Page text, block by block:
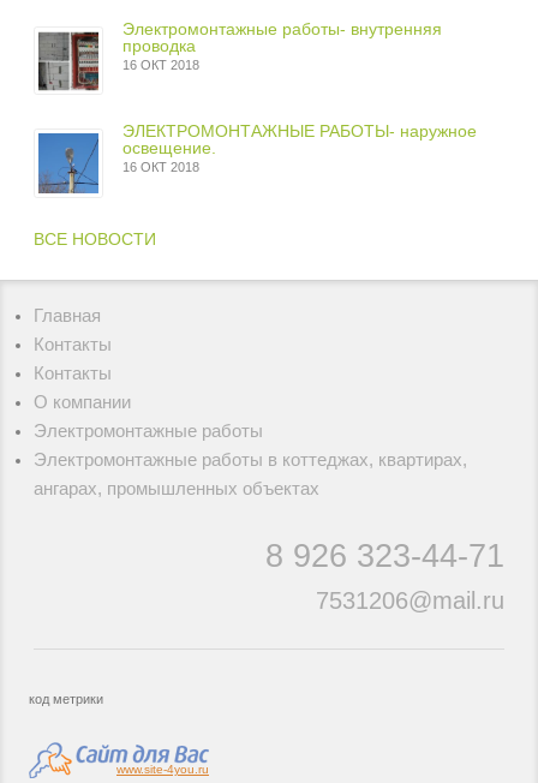
Электромонтажные работы- внутренняя
проводка
16 ОКТ 2018
ЭЛЕКТРОМОНТАЖНЫЕ РАБОТЫ- наружное
освещение.
16 ОКТ 2018
ВСЕ НОВОСТИ
Главная
Контакты
Контакты
О компании
Электромонтажные работы
Электромонтажные работы в коттеджах, квартирах,
ангарах, промышленных объектах
8 926 323-44-71
7531206@mail.ru
код метрики
www.site-4you.ru